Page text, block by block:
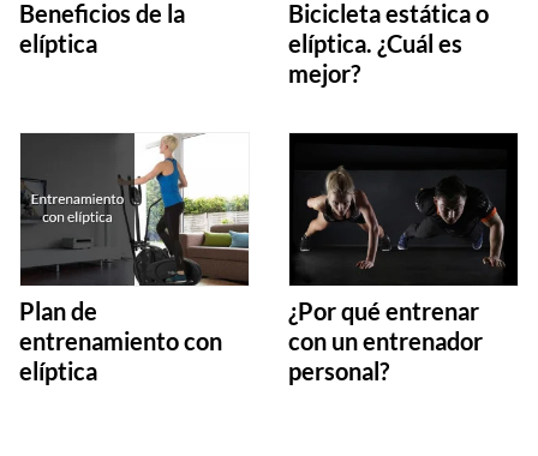
Beneficios de la
elíptica
Bicicleta estática o
elíptica. ¿Cuál es
mejor?
Plan de
entrenamiento con
elíptica
¿Por qué entrenar
con un entrenador
personal?